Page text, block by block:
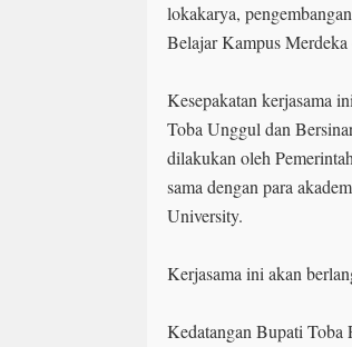
lokakarya,
Belajar Kampus
Kesepakatan kerjasama
Toba Unggul dan
dilakukan oleh
sama dengan para
University.
Kerjasama ini akan
Kedatangan Bupati Toba